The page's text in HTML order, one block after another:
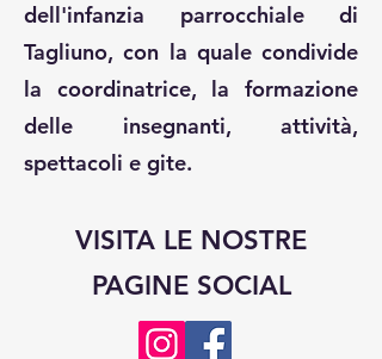
dell'infanzia parrocchiale di
Tagliuno, con la quale condivide
la coordinatrice, la formazione
delle insegnanti, attività,
spettacoli e gite.
VISITA LE NOSTRE
PAGINE SOCIAL